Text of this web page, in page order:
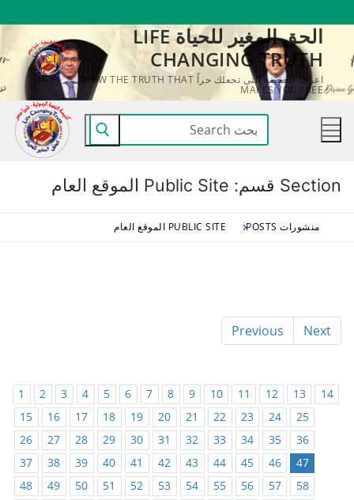
المحتوى
الحق المغير للحياة LIFE
CHANGING TRUTH
اعرف الحقيقة التي تجعلك حراً KNOW THE TRUTH THAT
MAKES YOU FREE
البحث
عن:
Section قسم: Public Site الموقع العام
منشورات POSTS PUBLIC SITE الموقع العام
Previous Next
1 2 3 4 5 6 7 8 9 10 11 12 13
14
15
16 17 18 19 20 21 22 23 24
25
26
27 28 29 30 31 32 33 34 35
36
37
38 39 40 41 42 43 44 45 46
47
48
49 50 51 52 53 54 55 56 57
58